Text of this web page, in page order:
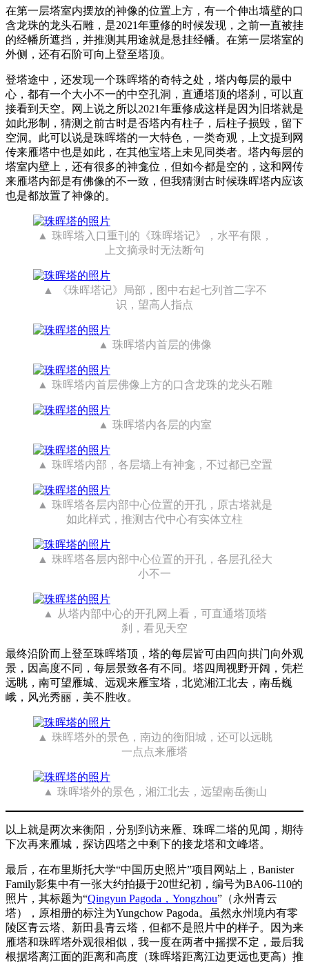
在第一层塔室内摆放的神像的位置上方，有一个伸出墙壁的口
含龙珠的龙头石雕，是2021年重修的时候发现，之前一直被挂
的经幡所遮挡，并推测其用途就是悬挂经幡。在第一层塔室的
外侧，还有石阶可向上登至塔顶。
登塔途中，还发现一个珠晖塔的奇特之处，塔内每层的最中
心，都有一个大小不一的中空孔洞，直通塔顶的塔刹，可以直
接看到天空。网上说之所以2021年重修成这样是因为旧塔就是
如此形制，猜测之前古时是否塔内有柱子，后柱子损毁，留下
空洞。此可以说是珠晖塔的一大特色，一类奇观，上文提到网
传来雁塔中也是如此，在其他宝塔上未见同类者。塔内每层的
塔室内壁上，还有很多的神龛位，但如今都是空的，这和网传
来雁塔内部是有佛像的不一致，但我猜测古时候珠晖塔内应该
也是都放置了神像的。
珠晖塔入口重刊的《珠晖塔记》，水平有限，
上文摘录时无法断句
《珠晖塔记》局部，图中右起七列首二字不
识，望高人指点
珠晖塔内首层的佛像
珠晖塔内首层佛像上方的口含龙珠的龙头石雕
珠晖塔内各层的内室
珠晖塔内部，各层墙上有神龛，不过都已空置
珠晖塔各层内部中心位置的开孔，原古塔就是
如此样式，推测古代中心有实体立柱
珠晖塔各层内部中心位置的开孔，各层孔径大
小不一
从塔内部中心的开孔网上看，可直通塔顶塔
刹，看见天空
最终沿阶而上登至珠晖塔顶，塔的每层皆可由四向拱门向外观
景，因高度不同，每层景致各有不同。塔四周视野开阔，凭栏
远眺，南可望雁城、远观来雁宝塔，北览湘江北去，南岳巍
峨，风光秀丽，美不胜收。
珠晖塔外的景色，南边的衡阳城，还可以远眺
一点点来雁塔
珠晖塔外的景色，湘江北去，远望南岳衡山
以上就是两次来衡阳，分别到访来雁、珠晖二塔的见闻，期待
下次再来雁城，探访四塔之中剩下的接龙塔和文峰塔。
最后，在布里斯托大学“中国历史照片”项目网站上，Banister
Family影集中有一张大约拍摄于20世纪初，编号为BA06-110的
照片，其标题为“Qingyun Pagoda，Yongzhou”（永州青云
塔），原相册的标注为Yungchow Pagoda。虽然永州境内有零
陵区青云塔、新田县青云塔，但都不是照片中的样子。因为来
雁塔和珠晖塔外观很相似，我一度在两者中摇摆不定，最后我
根据塔离江面的距离和高度（珠晖塔距离江边更远也更高）推